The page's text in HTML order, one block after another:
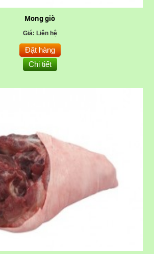
Mong giò
Giá: Liên hệ
Đặt hàng
Chi tiết